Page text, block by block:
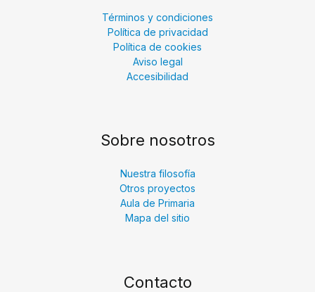
Términos y condiciones
Política de privacidad
Política de cookies
Aviso legal
Accesibilidad
Sobre nosotros
Nuestra filosofía
Otros proyectos
Aula de Primaria
Mapa del sitio
Contacto